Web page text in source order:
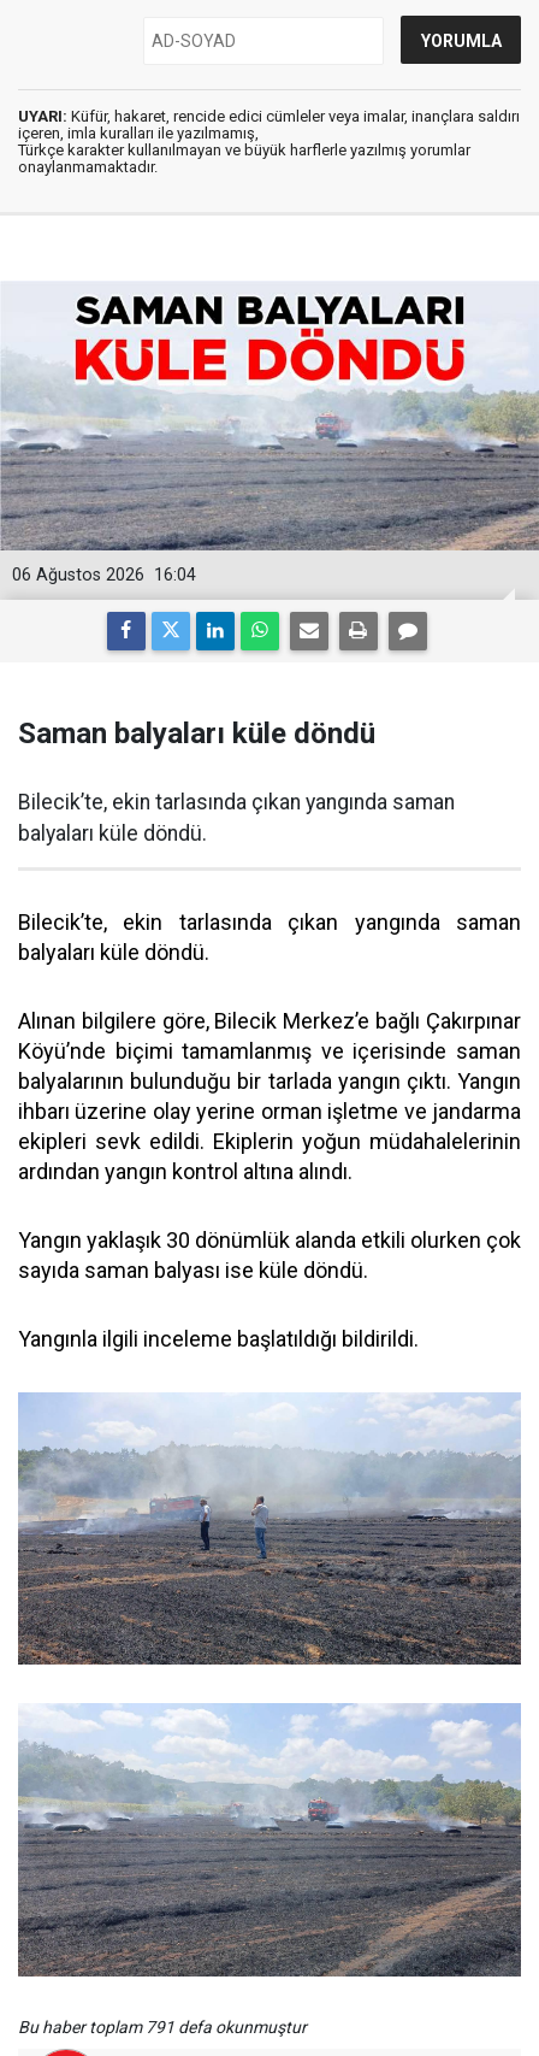
UYARI: Küfür, hakaret, rencide edici cümleler veya imalar, inançlara saldırı
içeren, imla kuralları ile yazılmamış,
Türkçe karakter kullanılmayan ve büyük harflerle yazılmış yorumlar
onaylanmamaktadır.
16:04
06 Ağustos 2026
Saman balyaları küle döndü
Bilecik’te, ekin tarlasında çıkan yangında saman
balyaları küle döndü.
Bilecik’te, ekin tarlasında çıkan yangında saman
balyaları küle döndü.
Alınan bilgilere göre, Bilecik Merkez’e bağlı Çakırpınar
Köyü’nde biçimi tamamlanmış ve içerisinde saman
balyalarının bulunduğu bir tarlada yangın çıktı. Yangın
ihbarı üzerine olay yerine orman işletme ve jandarma
ekipleri sevk edildi. Ekiplerin yoğun müdahalelerinin
ardından yangın kontrol altına alındı.
Yangın yaklaşık 30 dönümlük alanda etkili olurken çok
sayıda saman balyası ise küle döndü.
Yangınla ilgili inceleme başlatıldığı bildirildi.
Bu haber toplam 791 defa okunmuştur